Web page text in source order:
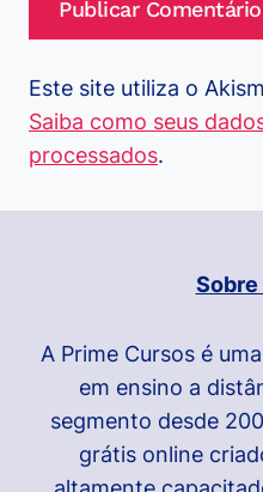
Este site utiliza o
Saiba como seus
processados.
Sobre
A Prime Cursos é
em ensino a
segmento desde
grátis online